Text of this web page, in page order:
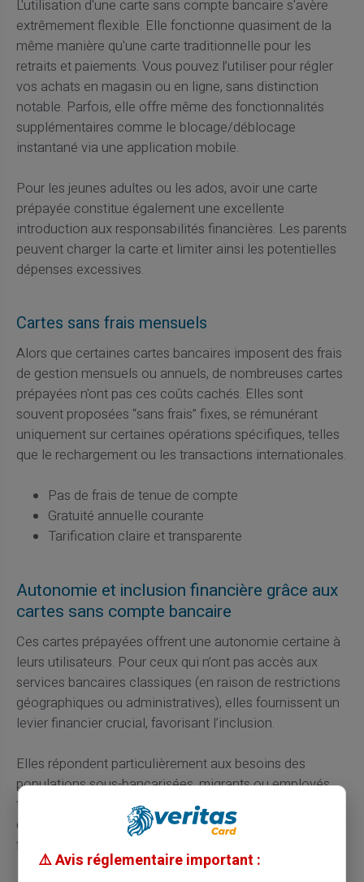
L'utilisation d'une carte sans compte bancaire s'avère
extrêmement flexible. Elle fonctionne quasiment de la
même manière qu'une carte traditionnelle pour les
retraits et paiements. Vous pouvez l’utiliser pour régler
vos achats en magasin ou en ligne, sans distinction
notable. Parfois, elle offre même des fonctionnalités
supplémentaires comme le blocage/déblocage
instantané via une application mobile.
Pour les jeunes adultes ou les ados, avoir une carte
prépayée constitue également une excellente
introduction aux responsabilités financières. Les parents
peuvent charger la carte et limiter ainsi les potentielles
dépenses excessives.
Cartes sans frais mensuels
Alors que certaines cartes bancaires imposent des frais
de gestion mensuels ou annuels, de nombreuses cartes
prépayées n'ont pas ces coûts cachés. Elles sont
souvent proposées “sans frais” fixes, se rémunérant
uniquement sur certaines opérations spécifiques, telles
que le rechargement ou les transactions internationales.
Pas de frais de tenue de compte
Gratuité annuelle courante
Tarification claire et transparente
Autonomie et inclusion financière grâce aux
cartes sans compte bancaire
Ces cartes prépayées offrent une autonomie certaine à
leurs utilisateurs. Pour ceux qui n’ont pas accès aux
services bancaires classiques (en raison de restrictions
géographiques ou administratives), elles fournissent un
levier financier crucial, favorisant l’inclusion.
Elles répondent particulièrement aux besoins des
populations sous-bancarisées, migrants ou employés
temporaires. Leur flexibilité et accessibilité deviennent
des atouts essentiels pour inclusivité et souveraineté
financière.
⚠️ Avis réglementaire important :